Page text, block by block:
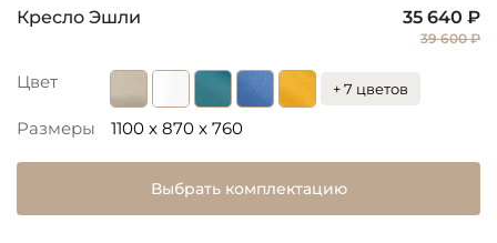
Кресло Эшли 35 640 ₽
39 600 ₽
Цвет + 7 цветов
Размеры 1100 x 870 x 760
Выбрать комплектацию